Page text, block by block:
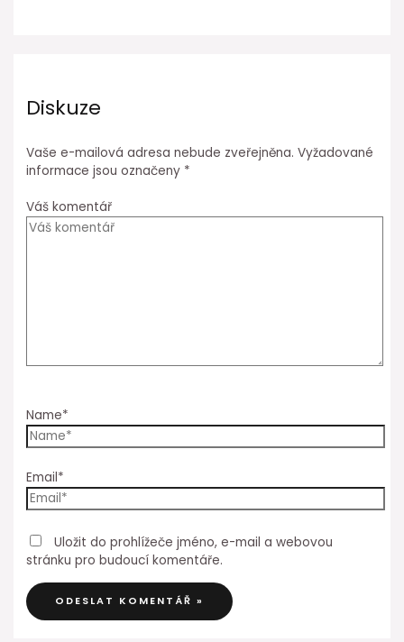
Diskuze
Vaše e-mailová adresa nebude zveřejněna. Vyžadované
informace jsou označeny *
Váš komentář
Name*
Email*
Uložit do prohlížeče jméno, e-mail a webovou
stránku pro budoucí komentáře.